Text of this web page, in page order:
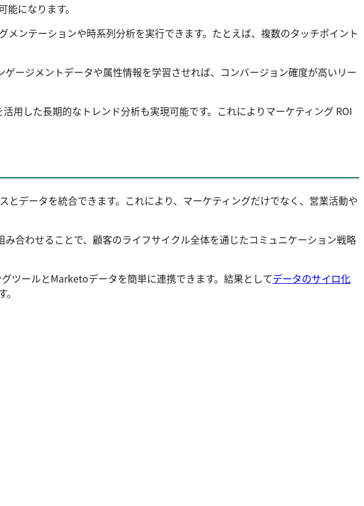
になります。
ンテーションや時系列分析を実行できます。たとえば、複数のタッチポイント
ージメントデータや属性情報を学習させれば、コンバージョン確度が高いリー
した長期的なトレンド分析も実現可能です。これによりマーケティング ROI
データを統合できます。これにより、マーケティングだけでなく、営業活動や
合わせることで、顧客のライフサイクル全体を通じたコミュニケーション戦略
ツールとMarketoデータを簡単に連携できます。結果としてデータのサイロ化